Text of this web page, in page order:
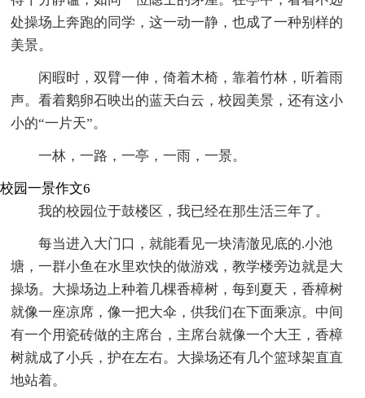
处操场上奔跑的同学，这一动一静，也成了一种别样的
美景。
闲暇时，双臂一伸，倚着木椅，靠着竹林，听着雨
声。看着鹅卵石映出的蓝天白云，校园美景，还有这小
小的“一片天”。
一林，一路，一亭，一雨，一景。
校园一景作文6
我的校园位于鼓楼区，我已经在那生活三年了。
每当进入大门口，就能看见一块清澈见底的.小池
塘，一群小鱼在水里欢快的做游戏，教学楼旁边就是大
操场。大操场边上种着几棵香樟树，每到夏天，香樟树
就像一座凉席，像一把大伞，供我们在下面乘凉。中间
有一个用瓷砖做的主席台，主席台就像一个大王，香樟
树就成了小兵，护在左右。大操场还有几个篮球架直直
地站着。